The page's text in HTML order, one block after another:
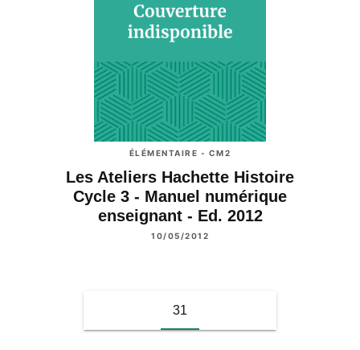
ÉLÉMENTAIRE - CM2
Les Ateliers Hachette Histoire
Cycle 3 - Manuel numérique
enseignant - Ed. 2012
10/05/2012
31